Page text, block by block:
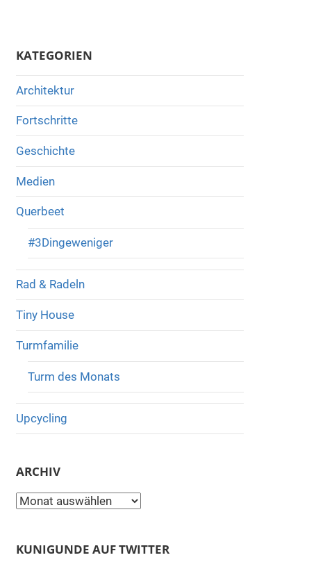
KATEGORIEN
Architektur
Fortschritte
Geschichte
Medien
Querbeet
#3Dingeweniger
Rad & Radeln
Tiny House
Turmfamilie
Turm des Monats
Upcycling
ARCHIV
Archiv
KUNIGUNDE AUF TWITTER